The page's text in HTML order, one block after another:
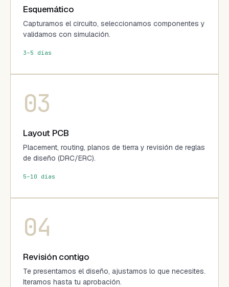
Esquemático
Capturamos el circuito, seleccionamos componentes y
validamos con simulación.
3–5 días
03
Layout PCB
Placement, routing, planos de tierra y revisión de reglas
de diseño (DRC/ERC).
5–10 días
04
Revisión contigo
Te presentamos el diseño, ajustamos lo que necesites.
Iteramos hasta tu aprobación.